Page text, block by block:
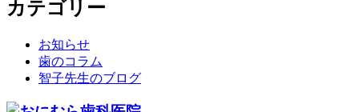
カテゴリー
お知らせ
歯のコラム
智子先生のブログ